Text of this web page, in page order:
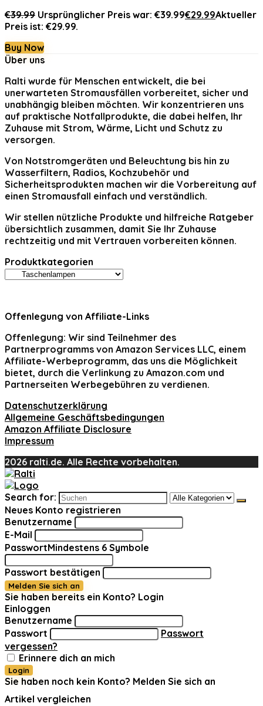
€39.99 Ursprünglicher Preis war: €39.99€29.99Aktueller
Preis ist: €29.99.
Buy Now
Über uns
Ralti wurde für Menschen entwickelt, die bei
unerwarteten Stromausfällen vorbereitet, sicher und
unabhängig bleiben möchten. Wir konzentrieren uns
auf praktische Notfallprodukte, die dabei helfen, Ihr
Zuhause mit Strom, Wärme, Licht und Schutz zu
versorgen.
Von Notstromgeräten und Beleuchtung bis hin zu
Wasserfiltern, Radios, Kochzubehör und
Sicherheitsprodukten machen wir die Vorbereitung auf
einen Stromausfall einfach und verständlich.
Wir stellen nützliche Produkte und hilfreiche Ratgeber
übersichtlich zusammen, damit Sie Ihr Zuhause
rechtzeitig und mit Vertrauen vorbereiten können.
Produktkategorien
Offenlegung von Affiliate-Links
Offenlegung: Wir sind Teilnehmer des
Partnerprogramms von Amazon Services LLC, einem
Affiliate-Werbeprogramm, das uns die Möglichkeit
bietet, durch die Verlinkung zu Amazon.com und
Partnerseiten Werbegebühren zu verdienen.
Datenschutzerklärung
Allgemeine Geschäftsbedingungen
Amazon Affiliate Disclosure
Impressum
2026 ralti.de. Alle Rechte vorbehalten.
Search for:
Neues Konto registrieren
Benutzername
E-Mail
PasswortMindestens 6 Symbole
Passwort bestätigen
Melden Sie sich an
Sie haben bereits ein Konto? Login
Einloggen
Benutzername
Passwort
Passwort
vergessen?
Erinnere dich an mich
Login
Sie haben noch kein Konto? Melden Sie sich an
Artikel vergleichen